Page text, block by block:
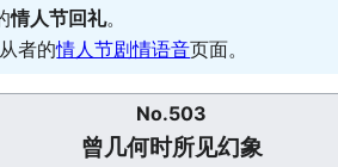
情人节回礼。
者的情人节剧情语音页面。
No.503
曾几何时所见幻象